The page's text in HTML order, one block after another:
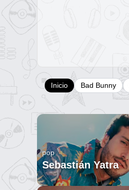
Inicio Bad Bunny
pop
Sebastián Yatra